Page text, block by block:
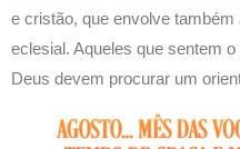
e cristão, que envolve
eclesial. Aqueles que sentem
Deus devem procurar um